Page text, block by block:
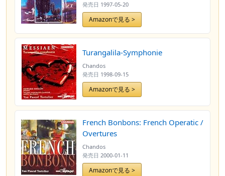
発売日 1997-05-20
Amazonで見る >
Turangalila-Symphonie
Chandos
発売日 1998-09-15
Amazonで見る >
French Bonbons: French Operatic /
Overtures
Chandos
発売日 2000-01-11
Amazonで見る >